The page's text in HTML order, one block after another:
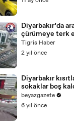
Diyarbakır’da
çürümeye terk
Tigris Haber
2 yıl önce
Diyarbakır
sokaklar boş
beyazgazete
6 yıl önce